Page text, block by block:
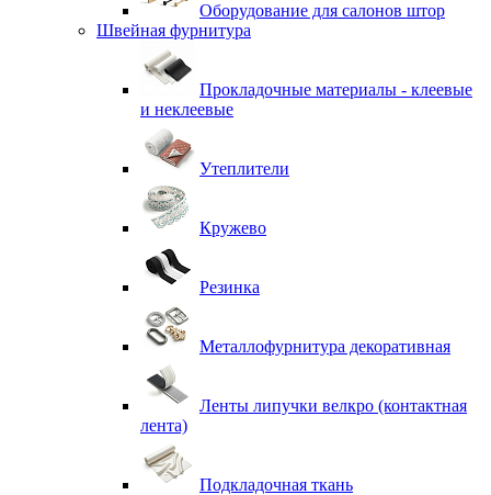
Оборудование для салонов штор
Швейная фурнитура
Прокладочные материалы - клеевые
и неклеевые
Утеплители
Кружево
Резинка
Металлофурнитура декоративная
Ленты липучки велкро (контактная
лента)
Подкладочная ткань